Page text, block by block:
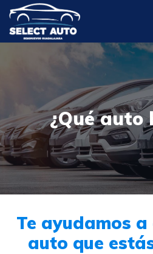
¿Qué auto
Te ayudamos
auto que